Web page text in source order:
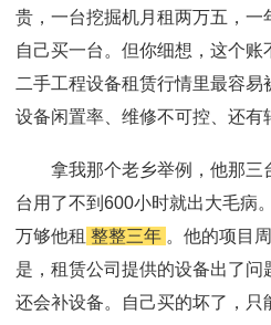
贵，一台挖掘机月租两万五，一
自己买一台。但你细想，这个账
二手工程设备租赁行情里最容易
设备闲置率、维修不可控、还有
拿我那个老乡举例，他那
台用了不到600小时就出大毛病
万够他租 整整三年 。他的项目
是，租赁公司提供的设备出了问
还会补设备。自己买的坏了，只